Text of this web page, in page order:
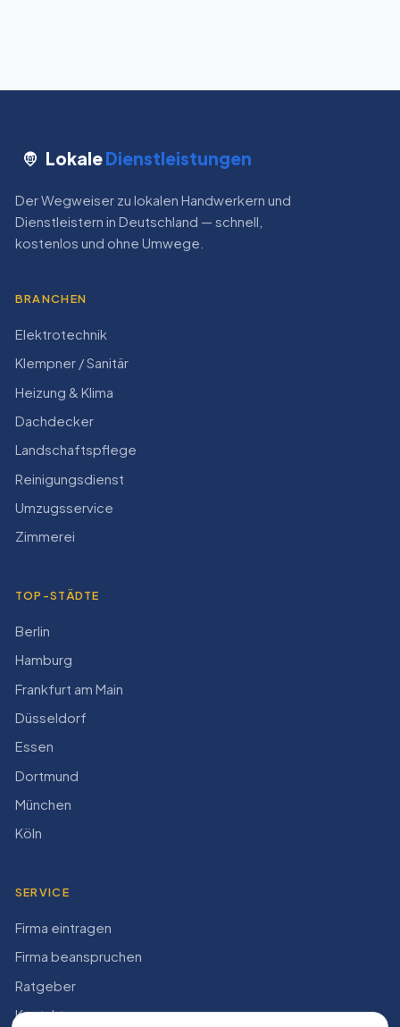
LokaleDienstleistungen
Der Wegweiser zu lokalen Handwerkern und
Dienstleistern in Deutschland — schnell,
kostenlos und ohne Umwege.
BRANCHEN
Elektrotechnik
Klempner / Sanitär
Heizung & Klima
Dachdecker
Landschaftspflege
Reinigungsdienst
Umzugsservice
Zimmerei
TOP-STÄDTE
Berlin
Hamburg
Frankfurt am Main
Düsseldorf
Essen
Dortmund
München
Köln
SERVICE
Firma eintragen
Firma beanspruchen
Ratgeber
Kontakt